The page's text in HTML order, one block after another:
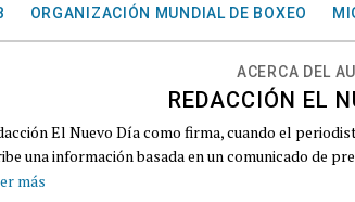
ORGANIZACIÓN MUNDIAL DE BOXEO
ACERCA DEL
REDACCIÓN EL
El Nuevo Día como firma, cuando el
una información basada en un comunicado de
más